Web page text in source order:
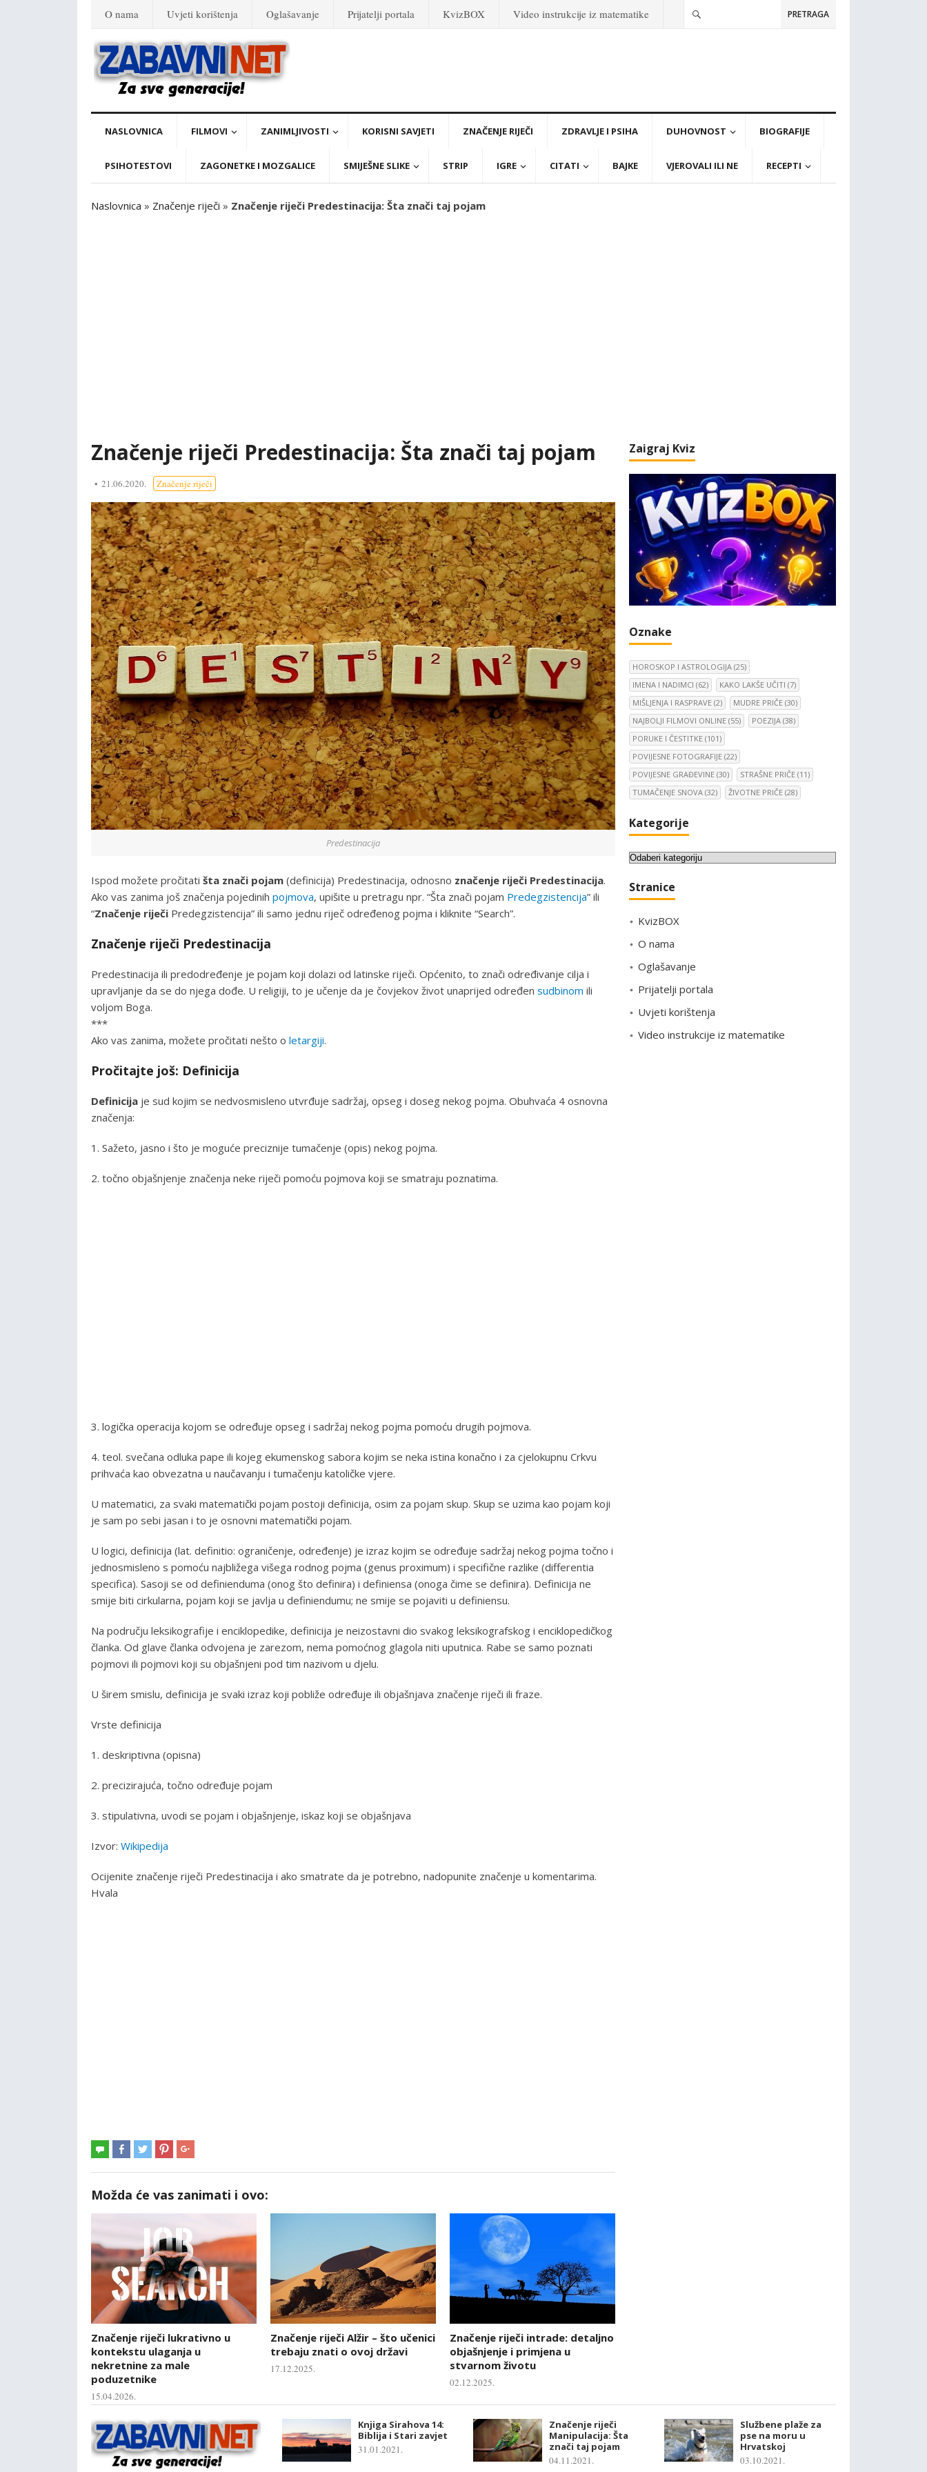
O nama Uvjeti korištenja Oglašavanje Prijatelji portala KvizBOX Video instrukcije iz matematike PRETRAGA
NASLOVNICA FILMOVI ZANIMLJIVOSTI KORISNI SAVJETI ZNAČENJE RIJEČI ZDRAVLJE I PSIHA DUHOVNOST BIOGRAFIJE
PSIHOTESTOVI ZAGONETKE I MOZGALICE SMIJEŠNE SLIKE STRIP IGRE CITATI BAJKE VJEROVALI ILI NE RECEPTI
Naslovnica » Značenje riječi » Značenje riječi Predestinacija: Šta znači taj pojam
Značenje riječi Predestinacija: Šta znači taj pojam
21.06.2020. Značenje riječi
Predestinacija
Ispod možete pročitati šta znači pojam (definicija) Predestinacija, odnosno značenje riječi Predestinacija.
Ako vas zanima još značenja pojedinih pojmova, upišite u pretragu npr. “Šta znači pojam Predegzistencija” ili
“Značenje riječi Predegzistencija” ili samo jednu riječ određenog pojma i kliknite “Search”.
Značenje riječi Predestinacija
Predestinacija ili predodređenje je pojam koji dolazi od latinske riječi. Općenito, to znači određivanje cilja i
upravljanje da se do njega dođe. U religiji, to je učenje da je čovjekov život unaprijed određen sudbinom ili
voljom Boga.
***
Ako vas zanima, možete pročitati nešto o letargiji.
Pročitajte još: Definicija
Definicija je sud kojim se nedvosmisleno utvrđuje sadržaj, opseg i doseg nekog pojma. Obuhvaća 4 osnovna
značenja:
1. Sažeto, jasno i što je moguće preciznije tumačenje (opis) nekog pojma.
2. točno objašnjenje značenja neke riječi pomoću pojmova koji se smatraju poznatima.
3. logička operacija kojom se određuje opseg i sadržaj nekog pojma pomoću drugih pojmova.
4. teol. svečana odluka pape ili kojeg ekumenskog sabora kojim se neka istina konačno i za cjelokupnu Crkvu
prihvaća kao obvezatna u naučavanju i tumačenju katoličke vjere.
U matematici, za svaki matematički pojam postoji definicija, osim za pojam skup. Skup se uzima kao pojam koji
je sam po sebi jasan i to je osnovni matematički pojam.
U logici, definicija (lat. definitio: ograničenje, određenje) je izraz kojim se određuje sadržaj nekog pojma točno i
jednosmisleno s pomoću najbližega višega rodnog pojma (genus proximum) i specifične razlike (differentia
specifica). Sasoji se od definienduma (onog što definira) i definiensa (onoga čime se definira). Definicija ne
smije biti cirkularna, pojam koji se javlja u definiendumu; ne smije se pojaviti u definiensu.
Na području leksikografije i enciklopedike, definicija je neizostavni dio svakog leksikografskog i enciklopedičkog
članka. Od glave članka odvojena je zarezom, nema pomoćnog glagola niti uputnica. Rabe se samo poznati
pojmovi ili pojmovi koji su objašnjeni pod tim nazivom u djelu.
U širem smislu, definicija je svaki izraz koji pobliže određuje ili objašnjava značenje riječi ili fraze.
Vrste definicija
1. deskriptivna (opisna)
2. precizirajuća, točno određuje pojam
3. stipulativna, uvodi se pojam i objašnjenje, iskaz koji se objašnjava
Izvor: Wikipedija
Ocijenite značenje riječi Predestinacija i ako smatrate da je potrebno, nadopunite značenje u komentarima.
Hvala
Možda će vas zanimati i ovo:
Značenje riječi lukrativno u
kontekstu ulaganja u
nekretnine za male
poduzetnike
15.04.2026.
Značenje riječi Alžir – što učenici
trebaju znati o ovoj državi
17.12.2025.
Značenje riječi intrade: detaljno
objašnjenje i primjena u
stvarnom životu
02.12.2025.
Zaigraj Kviz
Oznake
HOROSKOP I ASTROLOGIJA (25)
IMENA I NADIMCI (62) KAKO LAKŠE UČITI (7)
MIŠLJENJA I RASPRAVE (2) MUDRE PRIČE (30)
NAJBOLJI FILMOVI ONLINE (55) POEZIJA (38)
PORUKE I ČESTITKE (101)
POVIJESNE FOTOGRAFIJE (22)
POVIJESNE GRAĐEVINE (30) STRAŠNE PRIČE (11)
TUMAČENJE SNOVA (32) ŽIVOTNE PRIČE (28)
Kategorije
K
t
g
o
i
j
Stranice
KvizBOX
O nama
Oglašavanje
Prijatelji portala
Uvjeti korištenja
Video instrukcije iz matematike
Knjiga Sirahova 14:
Biblija i Stari zavjet
31.01.2021.
Značenje riječi
Manipulacija: Šta
znači taj pojam
04.11.2021.
Službene plaže za
pse na moru u
Hrvatskoj
03.10.2021.